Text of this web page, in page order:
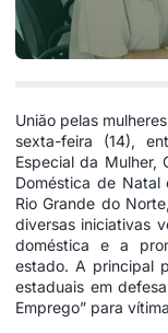
União pelas
sexta-feira (14),
Especial da Mulher,
Doméstica de Natal
Rio Grande do
diversas iniciativas
doméstica e a
estado. A principal
estaduais em
Emprego” para